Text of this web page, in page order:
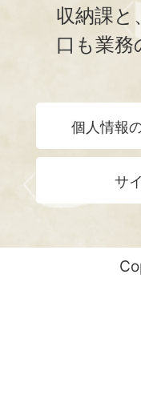
収納課と
口も業務
個人情報
サ